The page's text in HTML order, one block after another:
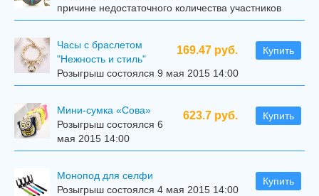
причине недостаточного количества участников
169.47 руб. Купить
Часы с браслетом
"Нежность и стиль"
Розыгрыш состоялся 9 мая 2015 14:00
623.7 руб. Купить
Мини-сумка «Сова»
Розыгрыш состоялся 6
мая 2015 14:00
Купить
Mонопод для селфи
Розыгрыш состоялся 4 мая 2015 14:00